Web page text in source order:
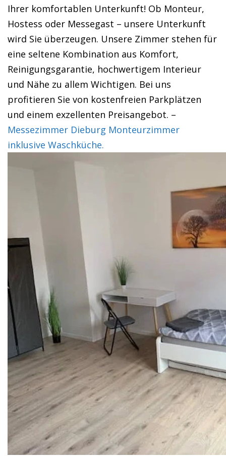
Ihrer komfortablen Unterkunft! Ob Monteur,
Hostess oder Messegast – unsere Unterkunft
wird Sie überzeugen. Unsere Zimmer stehen für
eine seltene Kombination aus Komfort,
Reinigungsgarantie, hochwertigem Interieur
und Nähe zu allem Wichtigen. Bei uns
profitieren Sie von kostenfreien Parkplätzen
und einem exzellenten Preisangebot. –
Messezimmer Dieburg Monteurzimmer
inklusive Waschküche.